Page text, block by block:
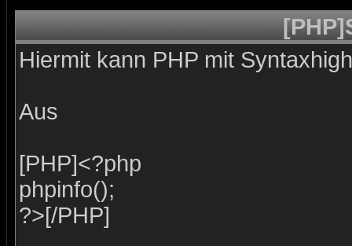
Hiermit kann PHP mit
Aus
[PHP]<?php
phpinfo();
?>[/PHP]